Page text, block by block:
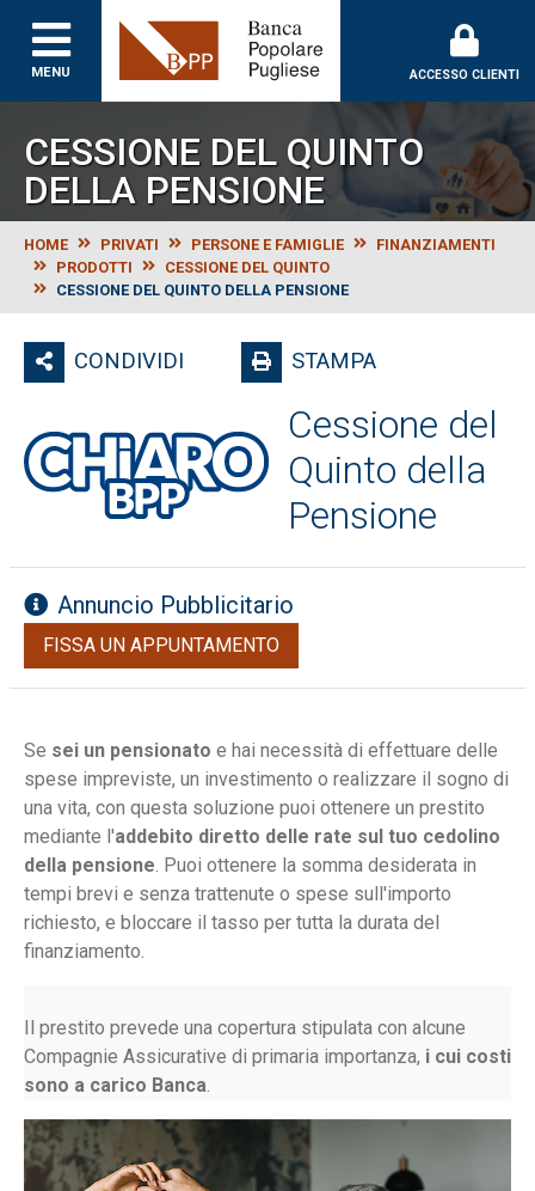
MENU
Banca Popolare
ACCESSO CLIENTI
CESSIONE DEL QUINTO
DELLA PENSIONE
HOME PRIVATI PERSONE E FAMIGLIE
FINANZIAMENTI
PRODOTTI
CESSIONE DEL QUINTO
CESSIONE DEL QUINTO DELLA PENSIONE
CONDIVIDI STAMPA
Cessione del
Quinto della
Pensione
Annuncio Pubblicitario
FISSA UN APPUNTAMENTO
Se sei un pensionato e hai necessità di effettuare delle
spese impreviste, un investimento o realizzare il sogno di
una vita, con questa soluzione puoi ottenere un prestito
mediante l'addebito diretto delle rate sul tuo cedolino
della pensione. Puoi ottenere la somma desiderata in
tempi brevi e senza trattenute o spese sull'importo
richiesto, e bloccare il tasso per tutta la durata del
finanziamento.
Il prestito prevede una copertura stipulata con alcune
Compagnie Assicurative di primaria importanza, i cui costi
sono a carico Banca.